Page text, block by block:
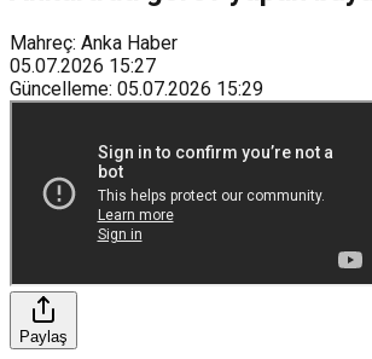
Mahreç: Anka Haber
05.07.2026 15:27
Güncelleme: 05.07.2026 15:29
Paylaş